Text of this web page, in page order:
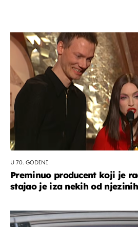
U 70. GODINI
Preminuo producent koji je
stajao je iza nekih od